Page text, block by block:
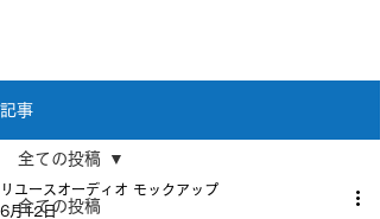
記事
全ての投稿
全ての投稿
リユースオーディオ モックアップ
6月12日